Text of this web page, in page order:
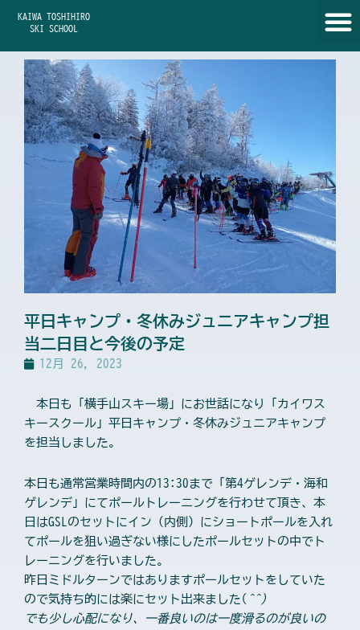
KAIWA TOSHIHIRO
SKI SCHOOL
平日キャンプ・冬休みジュニアキャンプ担
当二日目と今後の予定
12月 26, 2023
本日も「横手山スキー場」にお世話になり「カイワス
キースクール」平日キャンプ・冬休みジュニアキャンプ
を担当しました。
本日も通常営業時間内の13:30まで「第4ゲレンデ・海和
ゲレンデ」にてポールトレーニングを行わせて頂き、本
日はGSLのセットにイン（内側）にショートポールを入れ
てポールを狙い過ぎない様にしたポールセットの中でト
レーニングを行いました。
昨日ミドルターンではありますポールセットをしていた
ので気持ち的には楽にセット出来ました( ^^)
でも少し心配になり、一番良いのは一度滑るのが良いの